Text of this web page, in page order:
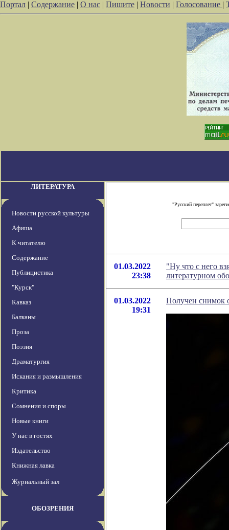
Портал | Содержание | О нас | Пишите | Новости | Голосование |
ЛИТЕРАТУРА
Новости русской культуры
Афиша
К читателю
Содержание
Публицистика
"Курск"
Кавказ
Балканы
Проза
Поэзия
Драматургия
Искания и размышления
Критика
Сомнения и споры
Новые книги
У нас в гостях
Издательство
Книжная лавка
Журнальный зал
ОБОЗРЕНИЯ
"Русский переплет"
01.03.2022
23:38
"Ну что с него
литературном
01.03.2022
19:31
Получен снимок